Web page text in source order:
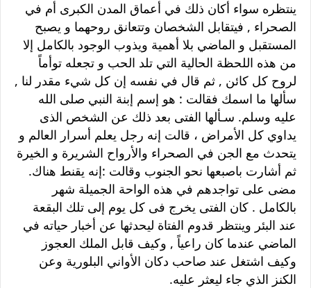
ينتظره سواء أكان ذلك في أعماق المدن الكبرى أم في
الصحراء , فيتقابل الشخصان وتتعانق روحهما و يصبح
المستقبل و الماضي بلا أهمية ويذوب الوجود بالكامل إلا
من هذه اللحظة الحالية التي تلد الحب و تجعله توأماً
لروح كل كائن , ثم قال في نفسه إن كل شيء مقدر لنا ,
سألها ما اسمك فقالت : هو إسم إبنة النبي صلى الله
عليه وسلم. سـألها الفتى بعد ذلك عن الشخص الذى
يداوي كل الأمراض ، قالت إنه رجل يعلم أسرار العالم و
يتحدث مع الجن في الصحراء والأرواح الشريرة و الخيرة
ثم أشارت باصبعها نحو الجنوب وقالت :إنه يقنط هناك.
مضى على تواجدهم في هذه الواحة الجميلة شهر
بالكامل . كان الفتى يخرج فى كل يوم إلى تلك البقعة
عند البئر وينتظر قدوم الفتاة ليحدثها عن أخبار حياته في
الماضي عندما كان راعياً , وكيف قابل الملك العجوز
وكيف اشتغل عند صاحب دكان الأواني البلورية وعن
الكنز الذي جاء ليعثر عليه.